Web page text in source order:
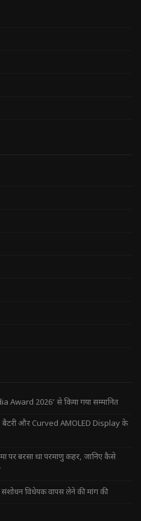
Award 2026’ से किया गया सम्मानित
और Curved AMOLED Display के
पर बरसा था परमाणु कहर, जानिए कैसे
विधेयक वापस लेने की मांग की